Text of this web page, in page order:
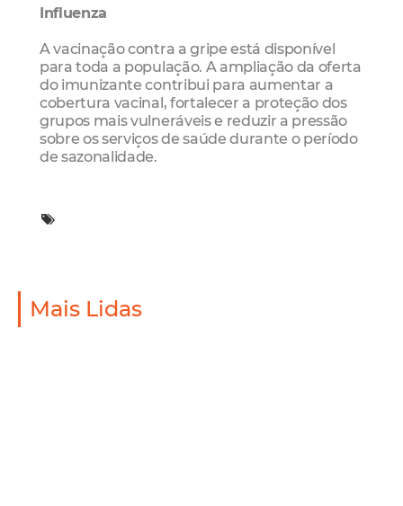
Influenza
A vacinação contra a gripe está disponível
para toda a população. A ampliação da oferta
do imunizante contribui para aumentar a
cobertura vacinal, fortalecer a proteção dos
grupos mais vulneráveis e reduzir a pressão
sobre os serviços de saúde durante o período
de sazonalidade.
Mais Lidas